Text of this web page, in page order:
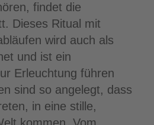
findet die
Dieses Ritual mit
wird auch als
und ist ein
Erleuchtung führen
sind so angelegt, dass
in eine stille,